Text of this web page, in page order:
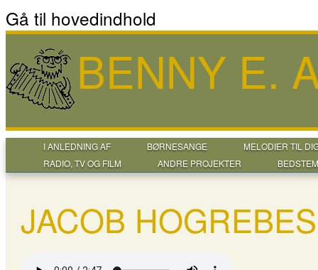
Gå til hovedindhold
BENNY E.
I ANLEDNING AF BØRNESANGE
MELODIER TIL
RADIO, TV OG FILM
ANDRE PROJEKTER
JACOB